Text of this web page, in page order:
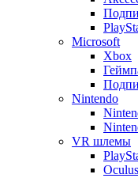
Microsoft
Xbox
Nintendo
VR шлемы
Oculus